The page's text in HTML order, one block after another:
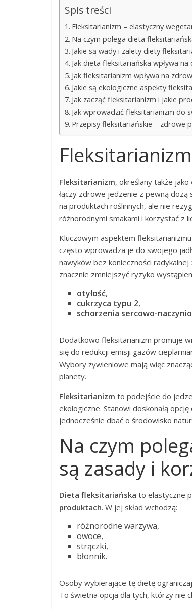
Spis treści
Fleksitarianizm – elastyczny
Na czym polega dieta
Jakie są wady i zalety diety
Jak dieta fleksitariańska wpływa
Jak fleksitarianizm wpływa na
Jakie są ekologiczne aspekty
Jak zacząć fleksitarianizm i jakie
Jak wprowadzić fleksitarianizm do
Przepisy fleksitariańskie – zdrowe
Fleksitarianizm, określany także jako
łączy zdrowe jedzenie z pewną
na produktach roślinnych, ale nie
różnorodnymi smakami i korzystać z
Kluczowym aspektem
często wprowadza je do swojego
nawyków bez konieczności radykalnej
znacznie zmniejszyć ryzyko
otyłość,
cukrzyca typu 2,
schorzenia sercowo-
Dodatkowo fleksitarianizm promuje
się do redukcji emisji gazów
Wybory żywieniowe mają więc
planety.
Fleksitarianizm to podejście do
ekologiczne. Stanowi doskonałą
jednocześnie dbać o środowisko
Na czym
są zasady i
Dieta fleksitariańska to elastyczne
produktach. W jej skład wchodzą:
różnorodne warzywa,
owoce,
strączki,
błonnik.
Osoby wybierające tę dietę
To świetna opcja dla tych, którzy nie